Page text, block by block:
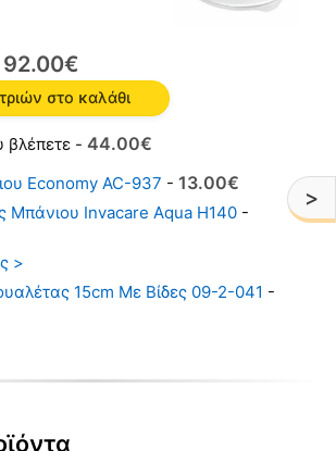
>
92.00€
στο καλάθι
- Original
was:
65.00€.
44.00€
Η
τιμή
είναι:
Economy AC-937 - Original
price
13.00€
Η
τρέχουσα
13.00€.
Μπάνιου Invacare Aqua H140 -
>
15cm Mε Bίδες 09-2-041 -